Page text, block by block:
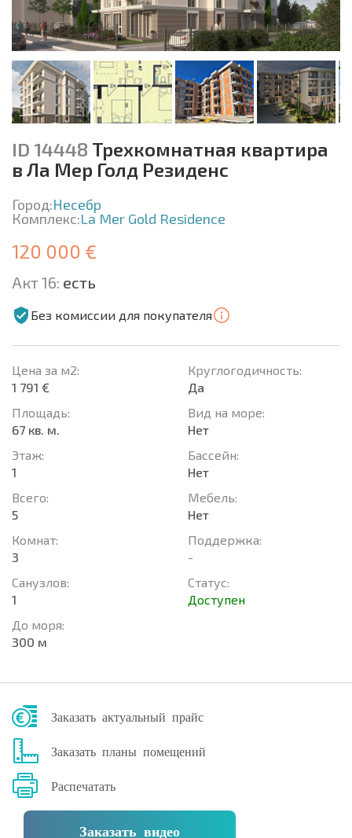
ID 14448 Трехкомнатная квартира
в Ла Мер Голд Резиденс
Город:Несебр
Комплекс:La Mer Gold Residence
120 000 €
Акт 16: есть
Без комиссии для покупателя
Цена за м2:
1 791 €
Площадь:
67 кв. м.
Этаж:
1
Всего:
5
Комнат:
3
Санузлов:
1
До моря:
300 м
Круглогодичность:
Да
Вид на море:
Нет
Басcейн:
Нет
Мебель:
Нет
Поддержка:
-
Статус:
Доступен
Заказать актуальный прайс
Заказать планы помещений
Распечатать
Заказать видео